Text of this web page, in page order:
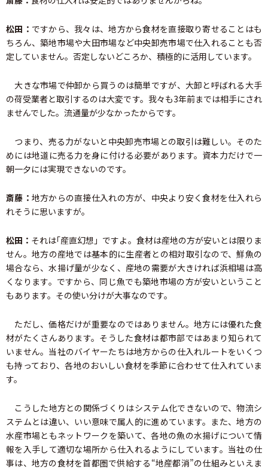
松田： ですから、我々は、地方から食材を直接取り寄せることはも
ちろん、築地市場や大田市場など中央卸売市場で仕入れることも否
定していません。否定しないどころか、積極的に活用しています。
大きな市場で仲卸から買うのは簡単ですが、大卸と呼ばれる大手
の荷受業者と取引するのは大変です。我々も3年前までは相手にされ
ませんでした。流通量が少なかったからです。
つまり、売る力がないと中央卸売市場との取引は難しい。そのた
めには地道に売る力を身に付ける必要があります。資本力だけで一
朝一夕には実現できないのです。
斎藤： 地方からの直接仕入れの方が、中央より安く食材を仕入れら
れそうに思いますが。
松田： それは｢産直幻想」ですよ。食材は産地の方が安いとは限りま
せん。地方の産地では基本的に生産者との相対取引なので、鮮魚の
場合なら、水揚げ量が少なく、産地の需要が大きければ浜相場は高
くなります。ですから、同じ魚でも築地市場の方が安いということ
もあります。その使い分けが大事なのです。
ただし、価格だけが重要なのではありません。地方には優れた食
材がたくさんあります。そうした食材は都市部ではあまり知られて
いません。当社のバイヤーたちは地方からの仕入れルートをいくつ
も持っており、各地のおいしい食材を季節に合わせて仕入れていま
す。
こうした地方との関係づくりはシステム化できないので、物流シ
ステムとは違い、いい意味で属人的に進めています。また、地方の
水産市場ともネットワークを築いて、各地の魚の水揚げについて情
報を入手して適切な場所から仕入れるようにしています。当社の仕
事は、地方の食材を首都圏で供給する“地産都消”の仕組みといえま